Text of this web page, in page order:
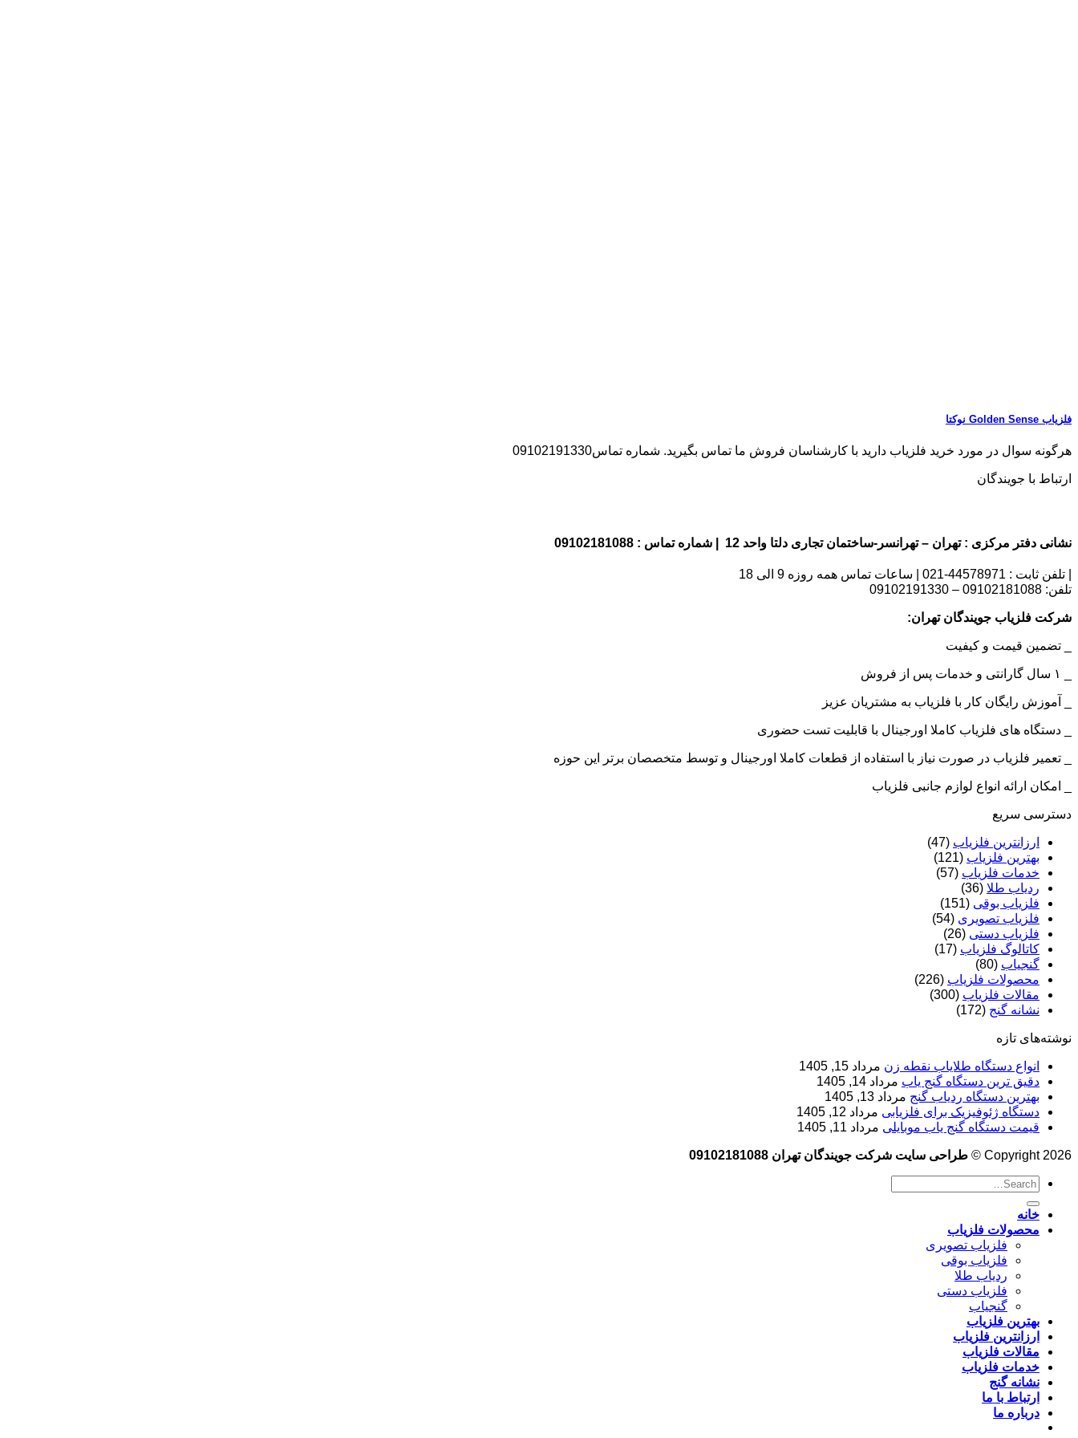
فلزیاب Golden Sense نوکتا
هرگونه سوال در مورد خرید فلزیاب دارید با کارشناسان فروش ما تماس بگیرید. شماره تماس09102191330
ارتباط با جویندگان
نشانی دفتر مرکزی : تهران – تهرانسر-ساختمان تجاری دلتا واحد 12 | شماره تماس : 09102181088
| تلفن ثابت : 44578971-021 | ساعات تماس همه روزه 9 الی 18
تلفن: 09102181088 – 09102191330
شرکت فلزیاب جویندگان تهران:
_ تضمین قیمت و کیفیت
_ آموزش رایگان کار با فلزیاب به مشتریان عزیز
_ دستگاه های فلزیاب کاملا اورجینال با قابلیت تست حضوری
_ تعمیر فلزیاب در صورت نیاز با استفاده از قطعات کاملا اورجینال و توسط متخصصان برتر این حوزه
_ امکان ارائه انواع لوازم جانبی فلزیاب
دسترسی سریع
ارزانترین فلزیاب (47)
بهترین فلزیاب (121)
خدمات فلزیاب (57)
ردیاب طلا (36)
فلزیاب بوقی (151)
فلزیاب تصویری (54)
فلزیاب دستی (26)
کاتالوگ فلزیاب (17)
گنجیاب (80)
محصولات فلزیاب (226)
مقالات فلزیاب (300)
نشانه گنج (172)
نوشته‌های تازه
انواع دستگاه طلایاب نقطه زن مرداد 15, 1405
دقیق ترین دستگاه گنج یاب مرداد 14, 1405
بهترین دستگاه ردیاب گنج مرداد 13, 1405
دستگاه ژئوفیزیک برای فلزیابی مرداد 12, 1405
قیمت دستگاه گنج یاب موبایلی مرداد 11, 1405
Copyright 2026 © طراحی سایت شرکت جویندگان تهران 09102181088
خانه
محصولات فلزیاب
فلزیاب تصویری
فلزیاب بوقی
ردیاب طلا
فلزیاب دستی
گنجیاب
بهترین فلزیاب
ارزانترین فلزیاب
مقالات فلزیاب
خدمات فلزیاب
نشانه گنج
ارتباط با ما
درباره ما